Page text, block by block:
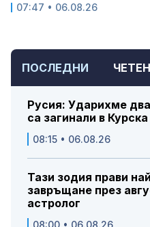
ПОСЛЕДНИ
Русия: Ударихме
са загинали в
08:15 • 06.08.26
Тази зодия прави
завръщане през
астролог
08:00 • 06.08.26
07:47 • 06.08.26